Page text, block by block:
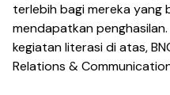
terlebih bagi mereka yang
mendapatkan
kegiatan literasi di atas,
Relations &